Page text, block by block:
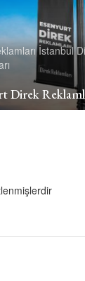
İstanbul
Direk